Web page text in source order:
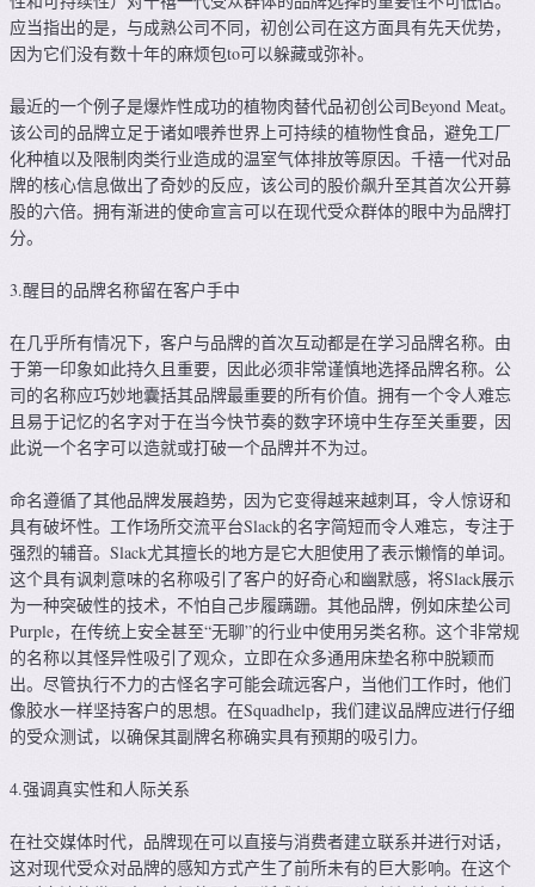
应当指出的是，与成熟公司不同，初创公司在这方面具有先天优势，
因为它们没有数十年的麻烦包to可以躲藏或弥补。
最近的一个例子是爆炸性成功的植物肉替代品初创公司Beyond Meat。
该公司的品牌立足于诸如喂养世界上可持续的植物性食品，避免工厂
化种植以及限制肉类行业造成的温室气体排放等原因。千禧一代对品
牌的核心信息做出了奇妙的反应，该公司的股价飙升至其首次公开募
股的六倍。拥有渐进的使命宣言可以在现代受众群体的眼中为品牌打
分。
3.醒目的品牌名称留在客户手中
在几乎所有情况下，客户与品牌的首次互动都是在学习品牌名称。由
于第一印象如此持久且重要，因此必须非常谨慎地选择品牌名称。公
司的名称应巧妙地囊括其品牌最重要的所有价值。拥有一个令人难忘
且易于记忆的名字对于在当今快节奏的数字环境中生存至关重要，因
此说一个名字可以造就或打破一个品牌并不为过。
命名遵循了其他品牌发展趋势，因为它变得越来越刺耳，令人惊讶和
具有破坏性。工作场所交流平台Slack的名字简短而令人难忘，专注于
强烈的辅音。Slack尤其擅长的地方是它大胆使用了表示懒惰的单词。
这个具有讽刺意味的名称吸引了客户的好奇心和幽默感，将Slack展示
为一种突破性的技术，不怕自己步履蹒跚。其他品牌，例如床垫公司
Purple，在传统上安全甚至“无聊”的行业中使用另类名称。这个非常规
的名称以其怪异性吸引了观众，立即在众多通用床垫名称中脱颖而
出。尽管执行不力的古怪名字可能会疏远客户，当他们工作时，他们
像胶水一样坚持客户的思想。在Squadhelp，我们建议品牌应进行仔细
的受众测试，以确保其副牌名称确实具有预期的吸引力。
4.强调真实性和人际关系
在社交媒体时代，品牌现在可以直接与消费者建立联系并进行对话，
这对现代受众对品牌的感知方式产生了前所未有的巨大影响。在这个